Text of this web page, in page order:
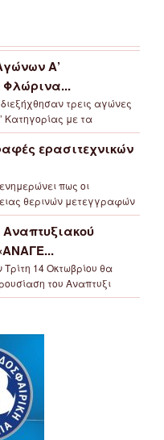
Α’
Φλώρινα...
τρεις αγώνες
Κατηγορίας με τα
ερασιτεχνικών
πως οι
θερινών μετεγγραφών
14 Οκτωβρίου θα
του Αναπτυξι